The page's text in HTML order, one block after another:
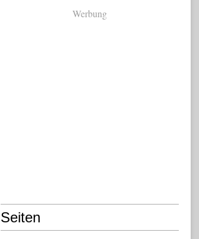
Werbung
Seiten